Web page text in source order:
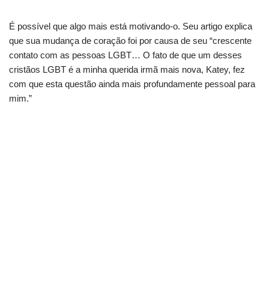
É possível que algo mais está motivando-o. Seu artigo explica
que sua mudança de coração foi por causa de seu “crescente
contato com as pessoas LGBT… O fato de que um desses
cristãos LGBT é a minha querida irmã mais nova, Katey, fez
com que esta questão ainda mais profundamente pessoal para
mim.”